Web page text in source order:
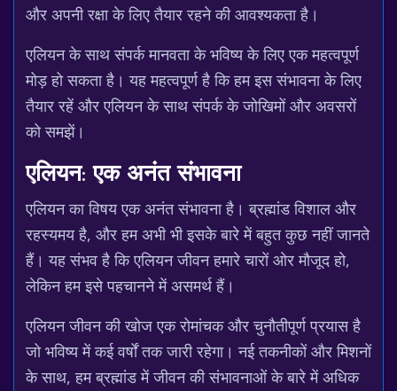
और अपनी रक्षा के लिए तैयार रहने की आवश्यकता है।
एलियन के साथ संपर्क मानवता के भविष्य के लिए एक महत्वपूर्ण
मोड़ हो सकता है। यह महत्वपूर्ण है कि हम इस संभावना के लिए
तैयार रहें और एलियन के साथ संपर्क के जोखिमों और अवसरों
को समझें।
एलियन: एक अनंत संभावना
एलियन का विषय एक अनंत संभावना है। ब्रह्मांड विशाल और
रहस्यमय है, और हम अभी भी इसके बारे में बहुत कुछ नहीं जानते
हैं। यह संभव है कि एलियन जीवन हमारे चारों ओर मौजूद हो,
लेकिन हम इसे पहचानने में असमर्थ हैं।
एलियन जीवन की खोज एक रोमांचक और चुनौतीपूर्ण प्रयास है
जो भविष्य में कई वर्षों तक जारी रहेगा। नई तकनीकों और मिशनों
के साथ, हम ब्रह्मांड में जीवन की संभावनाओं के बारे में अधिक